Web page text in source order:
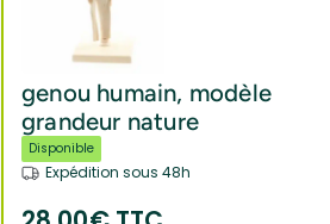
genou humain, modèle
grandeur nature
Disponible
Expédition sous 48h